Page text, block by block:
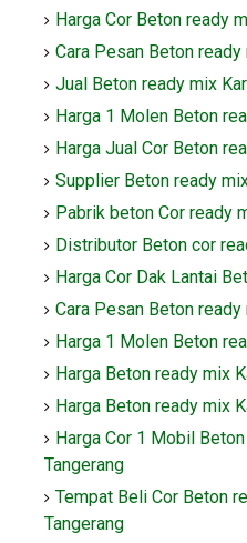
Harga Cor Beton ready
Cara Pesan Beton
Jual Beton ready mix
Harga 1 Molen Beton
Harga Jual Cor Beton
Supplier Beton ready
Pabrik beton Cor ready
Distributor Beton cor
Harga Cor Dak Lantai
Cara Pesan Beton
Harga 1 Molen Beton
Harga Beton ready mix
Harga Beton ready mix
Harga Cor 1 Mobil
Tangerang
Tempat Beli Cor Beton
Tangerang